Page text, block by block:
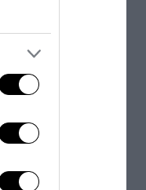
sleale e
di
i tre mesi
di Amazon,
che